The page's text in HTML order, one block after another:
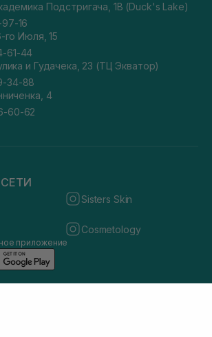
Подстригача, 1В (Duck's Lake)
16
го Июля, 15
61-44
и Гудачека, 23 (ТЦ Экватор)
34-88
4
60-62
Sisters Skin
Cosmetology
приложение